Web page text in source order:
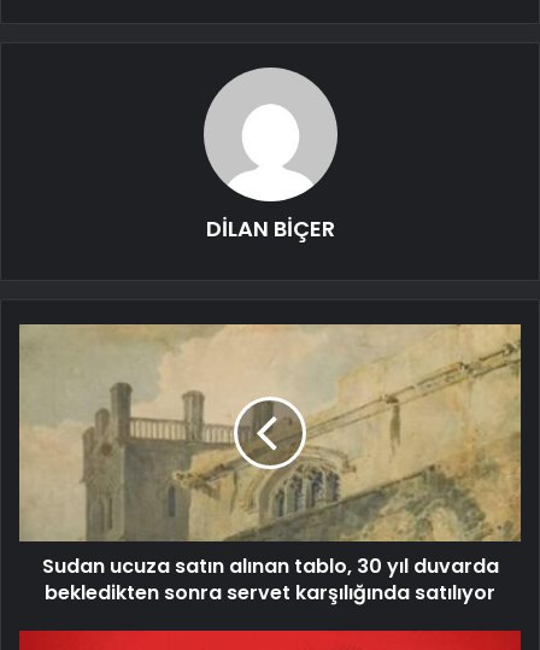
DİLAN BİÇER
Sudan ucuza satın alınan tablo, 30 yıl duvarda
bekledikten sonra servet karşılığında satılıyor